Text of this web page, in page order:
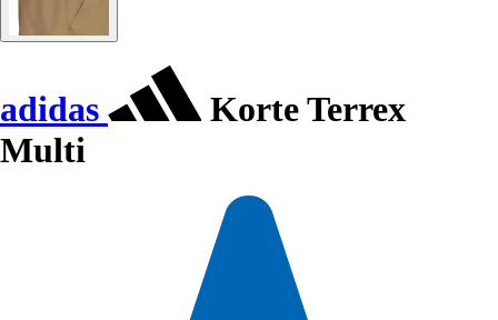
adidas
Korte Terrex
Multi